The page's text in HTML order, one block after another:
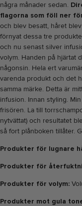
några månader sedan.
flagorna som föll ner
och blev besatt, håret
förnyat dessa tre
och nu senast silver
volym. Handen på hjärtat
någonsin. Hela ert
varenda produkt och det
samma märke. Detta är
infusion. Innan styling.
frisören. La till
nytvättat) och resultatet
så fort plånboken tillåter.
Produkter för lugnare
Produkter för
Produkter för volym:
Produkter mot gula